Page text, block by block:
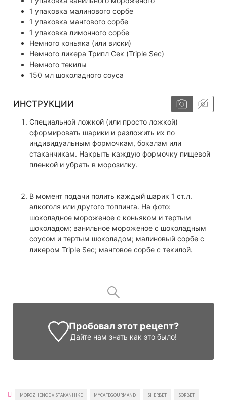
1 упаковка малинового сорбе
1 упаковка мангового сорбе
1 упаковка лимонного сорбе
Немного коньяка (или виски)
Немного ликера Трипл Сек (Triple Sec)
Немного текилы
150 мл шоколадного соуса
ИНСТРУКЦИИ
Специальной ложкой (или просто ложкой)
сформировать шарики и разложить их по
индивидуальным формочкам, бокалам или
стаканчикам. Накрыть каждую формочку пищевой
пленкой и убрать в морозилку.
В момент подачи полить каждый шарик 1 ст.л.
алкоголя или другого топпинга. На фото:
шоколадное мороженое с коньяком и тертым
шоколадом; ванильное мороженое с шоколадным
соусом и тертым шоколадом; малиновый сорбе с
ликером Triple Sec; манговое сорбе с текилой.
Пробовал этот рецепт?
Дайте нам знать как это было!
MOROZHENOE V STAKANHIKE MYCAFEGOURMAND SHERBET SORBET